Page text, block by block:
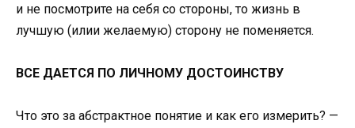
и не посмотрите на себя со стороны, то жизнь в
лучшую (илии желаемую) сторону не поменяется.
ВСЕ ДАЕТСЯ ПО ЛИЧНОМУ ДОСТОИНСТВУ
Что это за абстрактное понятие и как его измерить? —